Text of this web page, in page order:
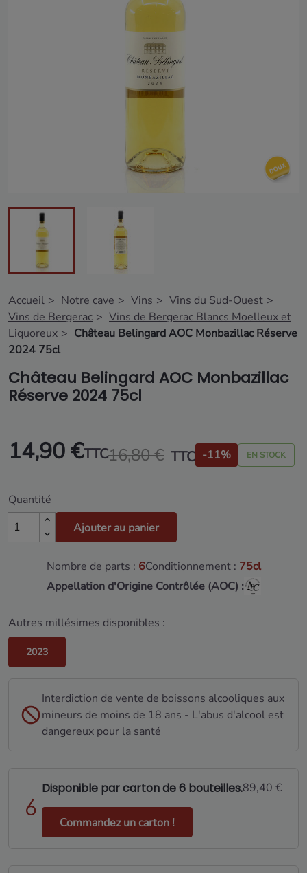
Accueil Notre cave Vins
Vins du Sud-Ouest
Vins de Bergerac
Vins de Bergerac Blancs Moelleux et
Liquoreux
Château Belingard AOC Monbazillac Réserve
2024 75cl
Château Belingard AOC Monbazillac
Réserve 2024 75cl
14,90 €TTC16,80 € TTC -11% EN STOCK
Quantité
Ajouter au panier
Nombre de parts : 6Conditionnement : 75cl
Appellation d'Origine Contrôlée (AOC) :
Autres millésimes disponibles :
2023
Interdiction de vente de boissons alcooliques aux
mineurs de moins de 18 ans - L'abus d'alcool est
dangereux pour la santé
Disponible par carton de 6 bouteilles.89,40 €
Commandez un carton !